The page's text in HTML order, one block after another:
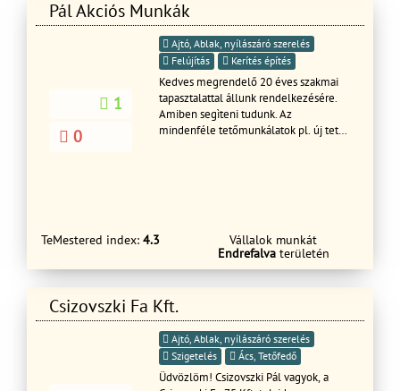
Pál Akciós Munkák
1
0
Ajtó, Ablak, nyílászáró szerelés
Felújítás
Kerítés építés
Kedves megrendelő 20 éves szakmai
tapasztalattal állunk rendelkezésére.
Amiben segìteni tudunk. Az
mindenféle tetőmunkálatok pl. új tetők
Vakolás,betonozás ,falazás
,térkövezés,kerítés
építés.hőszigetelés,egyéb bontások
árajánlat. Tel Hívjon bizalommal!
TeMestered index: 4.3
Vállalok munkát
Endrefalvaterületén
Csizovszki Fa Kft.
Ajtó, Ablak, nyílászáró szerelés
Szigetelés
Ács, Tetőfedő
Üdvözlöm! Csizovszki Pál vagyok, a